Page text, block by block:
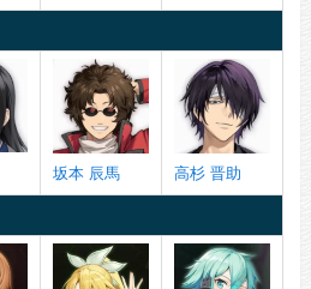
坂本 辰馬 高杉 晋助